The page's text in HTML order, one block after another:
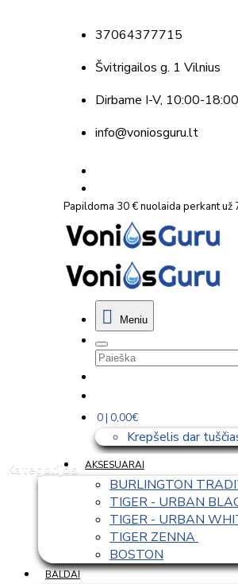
37064377715
Švitrigailos g. 1 Vilnius
Dirbame I-V, 10:00-18:00
info@voniosguru.lt
Papildoma 30 € nuolaida perkant už
Meniu
0 | 0,00€
Krepšelis dar
Kategorijos
AKSESUARAI
BURLINGTON
TIGER - URBAN
TIGER - URBAN
TIGER ZENNA
BOSTON
BALDAI